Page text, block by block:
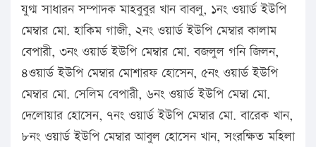
যুগ্ম সাধারন সম্পাদক মাহবুবুর খান বাবলু, ১নং ওয়ার্ড ইউপি
মেম্বার মো. হাকিম গাজী, ২নং ওয়ার্ড ইউপি মেম্বার কালাম
বেপারী, ৩নং ওয়ার্ড ইউপি মেম্বার মো. বজলুল গনি জিলন,
৪ওয়ার্ড ইউপি মেম্বার মোশারফ হোসেন, ৫নং ওয়ার্ড ইউপি
মেম্বার মো. সেলিম বেপারী, ৬নং ওয়ার্ড ইউপি মেম্বা মো.
দেলোয়ার হোসেন, ৭নং ওয়ার্ড ইউপি মেম্বার মো. বারেক খান,
৮নং ওয়ার্ড ইউপি মেম্বার আবুল হোসেন খান, সংরক্ষিত মহিলা